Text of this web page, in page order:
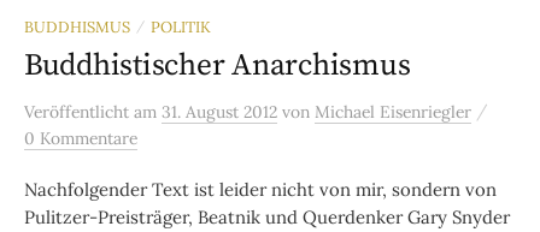
BUDDHISMUS / POLITIK
Buddhistischer Anarchismus
Veröffentlicht am 31. August 2012 von Michael Eisenriegler /
0 Kommentare
Nachfolgender Text ist leider nicht von mir, sondern von
Pulitzer-Preisträger, Beatnik und Querdenker Gary Snyder